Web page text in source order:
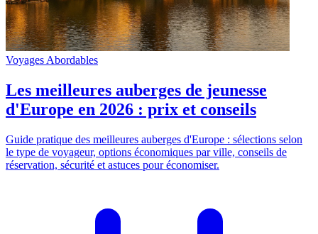
Voyages Abordables
Les meilleures auberges de jeunesse
d'Europe en 2026 : prix et conseils
Guide pratique des meilleures auberges d'Europe : sélections selon
le type de voyageur, options économiques par ville, conseils de
réservation, sécurité et astuces pour économiser.